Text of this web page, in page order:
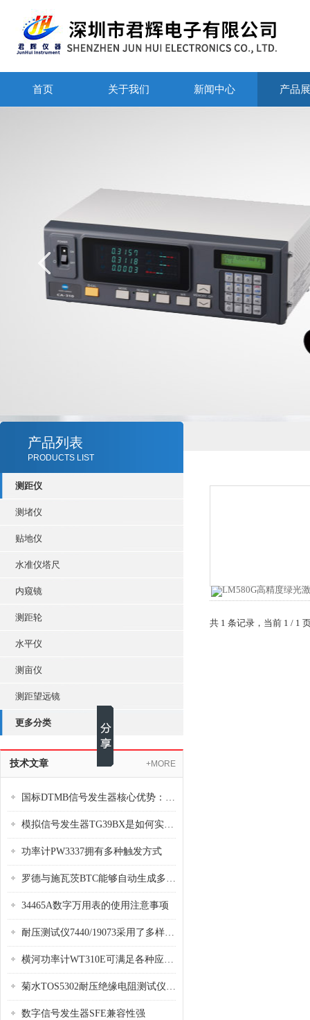
首页 关于我们 新闻中心 产品
产品列表
PRODUCTS LIST
测距仪
测堵仪
贴地仪
水准仪塔尺
内窥镜
测距轮
水平仪
测亩仪
测距望远镜
更多分类
技术文章 +MORE
国标DTMB信号发生器核心优势：灵活性与准确性的结合
模拟信号发生器TG39BX是如何实现从直流到交流的波形转换?
功率计PW3337拥有多种触发方式
罗德与施瓦茨BTC能够自动生成多种音视频信号
34465A数字万用表的使用注意事项
耐压测试仪7440/19073采用了多样化的功能设计
横河功率计WT310E可满足各种应用场景的需求
菊水TOS5302耐压绝缘电阻测试仪是种重要的电气安全检测设备
数字信号发生器SFE兼容性强
共 1 条记录，当前 1 / 1